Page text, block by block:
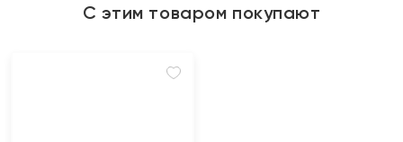
С этим товаром покупают